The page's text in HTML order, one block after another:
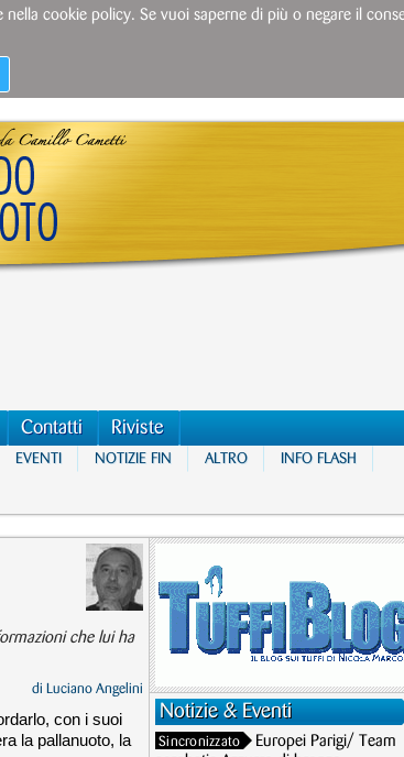
Contatti Riviste
EVENTI NOTIZIE FIN ALTRO INFO FLASH
che lui ha
di Luciano Angelini
con i suoi
la pallanuoto, la
Notizie & Eventi
Sincronizzato
Europei Parigi/ Team
cookie policy. Se vuoi saperne di più o negare il